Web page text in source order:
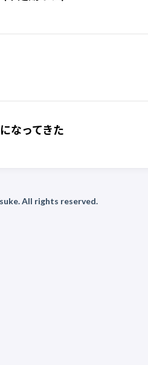
なってきた
All rights reserved.